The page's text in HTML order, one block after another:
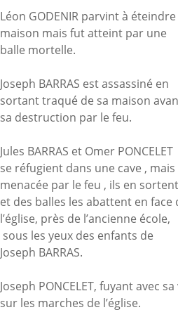
Léon GODENIR parvint à
maison mais fut atteint par une
balle mortelle.
Joseph BARRAS est assassiné en
sortant traqué de sa maison
sa destruction par le feu.
Jules BARRAS et Omer PONCELET
se réfugient dans une cave , mais
menacée par le feu , ils en sortent
et des balles les abattent en face
l’église, près de l’ancienne école,
sous les yeux des enfants de
Joseph BARRAS.
Joseph PONCELET, fuyant avec
sur les marches de l’église.